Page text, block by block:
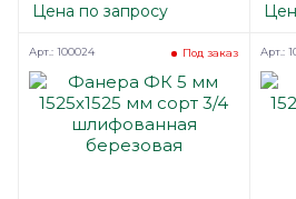
Цена по запросу
Под заказ
Арт.: 100024 Арт.: